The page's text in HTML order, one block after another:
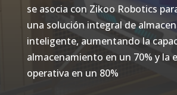
se asocia con Zikoo Robotics
una solución integral de
inteligente, aumentando la
almacenamiento en un 70% y la
operativa en un 80%